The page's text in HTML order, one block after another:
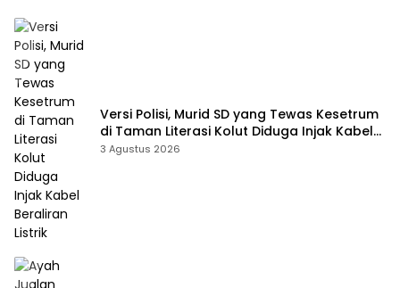
Versi Polisi, Murid SD yang Tewas Kesetrum
di Taman Literasi Kolut Diduga Injak Kabel
Beraliran Listrik
3 Agustus 2026